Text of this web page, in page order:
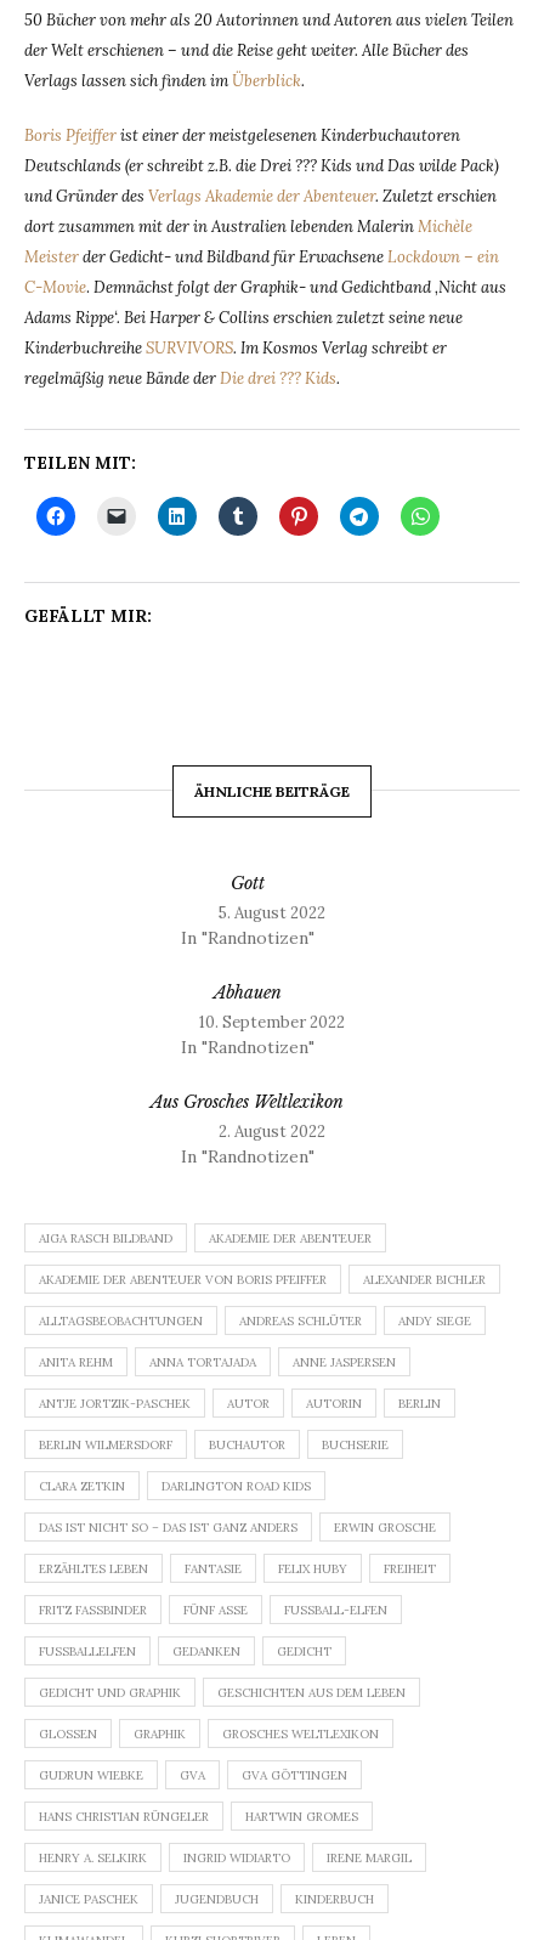
50 Bücher von mehr als 20 Autorinnen und Autoren aus vielen Teilen
der Welt erschienen – und die Reise geht weiter. Alle Bücher des
Verlags lassen sich finden imÜberblick.
Boris Pfeifferist einer der meistgelesenen Kinderbuchautoren
Deutschlands (er schreibt z.B. die Drei ??? Kids und Das wilde Pack)
und Gründer des Verlags Akademie der Abenteuer. Zuletzt erschien
dort zusammen mit der in Australien lebenden MalerinMichèle
Meisterder Gedicht- und Bildband für ErwachseneLockdown – ein
C-Movie. Demnächst folgt der Graphik- und Gedichtband ‚Nicht aus
Adams Rippe‘. Bei Harper & Collins erschien zuletzt seine neue
KinderbuchreiheSURVIVORS. Im Kosmos Verlag schreibt er
regelmäßig neue Bände derDie drei ??? Kids.
TEILEN MIT:
GEFÄLLT MIR:
ÄHNLICHE BEITRÄGE
Gott
5. August 2022
In "Randnotizen"
Abhauen
10. September 2022
In "Randnotizen"
Aus Grosches Weltlexikon
2. August 2022
In "Randnotizen"
AIGA RASCH BILDBAND AKADEMIE DER ABENTEUER
AKADEMIE DER ABENTEUER VON BORIS PFEIFFER ALEXANDER BICHLER
ALLTAGSBEOBACHTUNGEN ANDREAS SCHLÜTER ANDY SIEGE
ANITA REHM ANNA TORTAJADA ANNE JASPERSEN
ANTJE JORTZIK-PASCHEK AUTOR AUTORIN BERLIN
BERLIN WILMERSDORF BUCHAUTOR BUCHSERIE
CLARA ZETKIN DARLINGTON ROAD KIDS
DAS IST NICHT SO – DAS IST GANZ ANDERS ERWIN GROSCHE
ERZÄHLTES LEBEN FANTASIE FELIX HUBY FREIHEIT
FRITZ FASSBINDER FÜNF ASSE FUSSBALL-ELFEN
FUSSBALLELFEN GEDANKEN GEDICHT
GEDICHT UND GRAPHIK GESCHICHTEN AUS DEM LEBEN
GLOSSEN GRAPHIK GROSCHES WELTLEXIKON
GUDRUN WIEBKE GVA GVA GÖTTINGEN
HANS CHRISTIAN RÜNGELER HARTWIN GROMES
HENRY A. SELKIRK INGRID WIDIARTO IRENE MARGIL
JANICE PASCHEK JUGENDBUCH KINDERBUCH